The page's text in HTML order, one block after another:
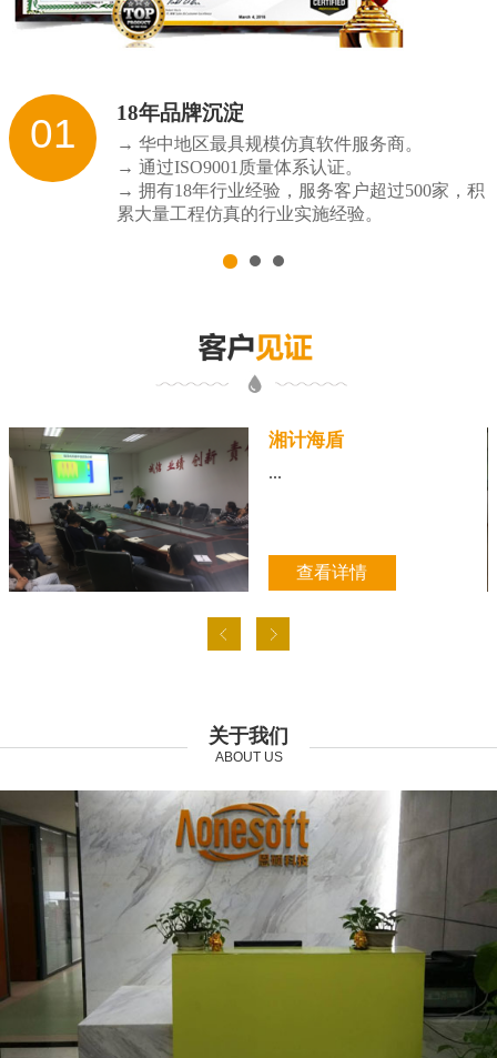
01 18年品牌沉淀
→ 华中地区最具规模仿真软件服务商。
→ 通过ISO9001质量体系认证。
→ 拥有18年行业经验，服务客户超过500家，积
累大量工程仿真的行业实施经验。
湘计海盾
...
查看详情
关于我们
ABOUT US